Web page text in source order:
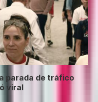
parada de tráfico
viral